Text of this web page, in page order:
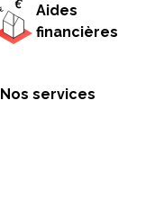
Aides
financières
Nos services